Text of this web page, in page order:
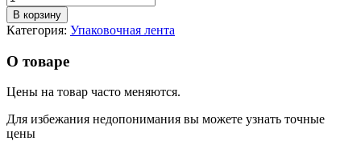
В корзину
Категория: Упаковочная лента
О товаре
Цены на товар часто меняются.
Для избежания недопонимания вы можете узнать точные
цены